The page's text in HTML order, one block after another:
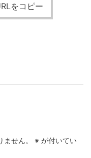
をコピー
せん。 ※ が付いてい